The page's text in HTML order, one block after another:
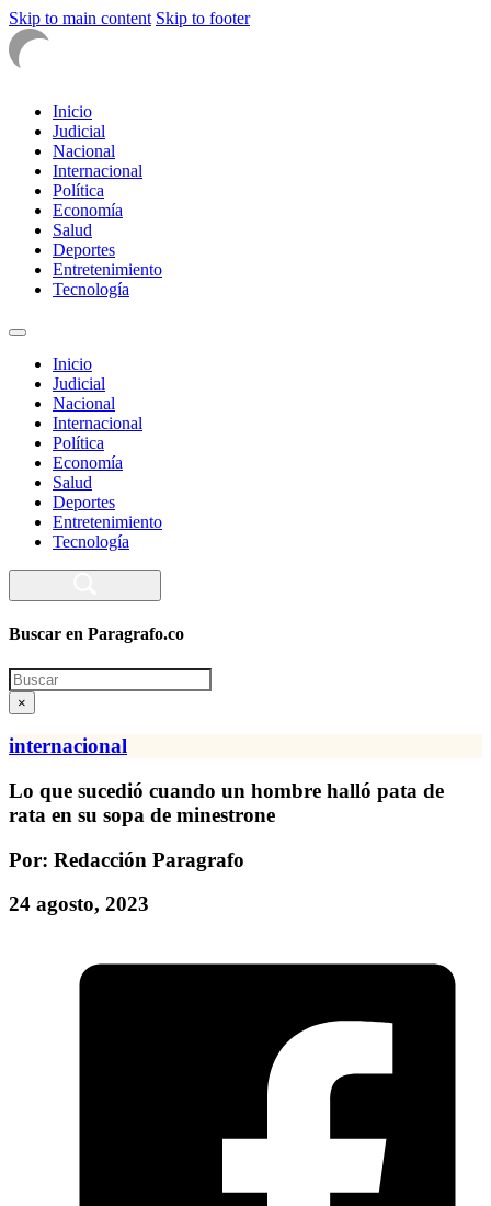
Skip to main content Skip to footer
Inicio
Judicial
Nacional
Internacional
Política
Economía
Salud
Deportes
Entretenimiento
Tecnología
Inicio
Judicial
Nacional
Internacional
Política
Economía
Salud
Deportes
Entretenimiento
Tecnología
Buscar en Paragrafo.co
Search
×
internacional
Lo que sucedió cuando un hombre halló pata de
rata en su sopa de minestrone
Por: Redacción Paragrafo
24 agosto, 2023